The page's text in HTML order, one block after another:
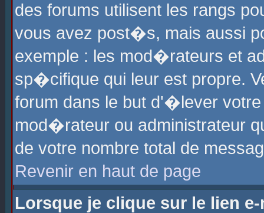
des forums utilisent les rangs
vous avez post�s, mais aussi
exemple : les mod�rateurs et
sp�cifique qui leur est propre.
forum dans le but d'�lever
mod�rateur ou administrateur
de votre nombre total de
Revenir en haut de page
Lorsque je clique sur le lien